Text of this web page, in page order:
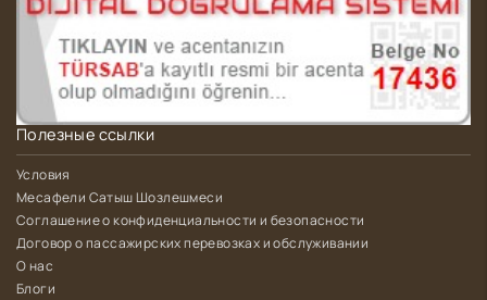
Полезные ссылки
Условия
Месафели Сатыш Шозлешмеси
Соглашение о конфиденциальности и безопасности
Договор о пассажирских перевозках и обслуживании
О нас
Блоги